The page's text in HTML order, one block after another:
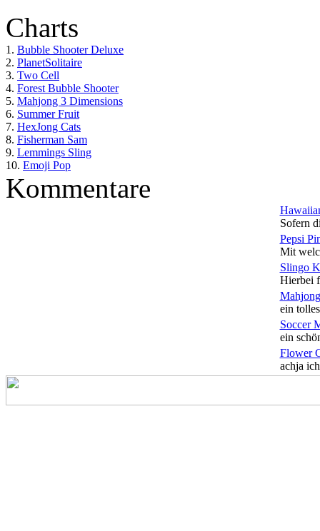
Charts
1. Bubble Shooter Deluxe
2. PlanetSolitaire
3. Two Cell
4. Forest Bubble Shooter
5. Mahjong 3 Dimensions
6. Summer Fruit
7. HexJong Cats
8. Fisherman Sam
9. Lemmings Sling
10. Emoji Pop
Kommentare
Sofern
Pepsi
Mit
Slingo
Hierbei
ein
Soccer
ein
Flower
achja